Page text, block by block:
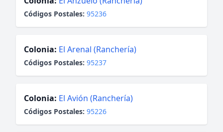
Códigos Postales: 95236
Colonia: El Arenal (Ranchería)
Códigos Postales: 95237
Colonia: El Avión (Ranchería)
Códigos Postales: 95226